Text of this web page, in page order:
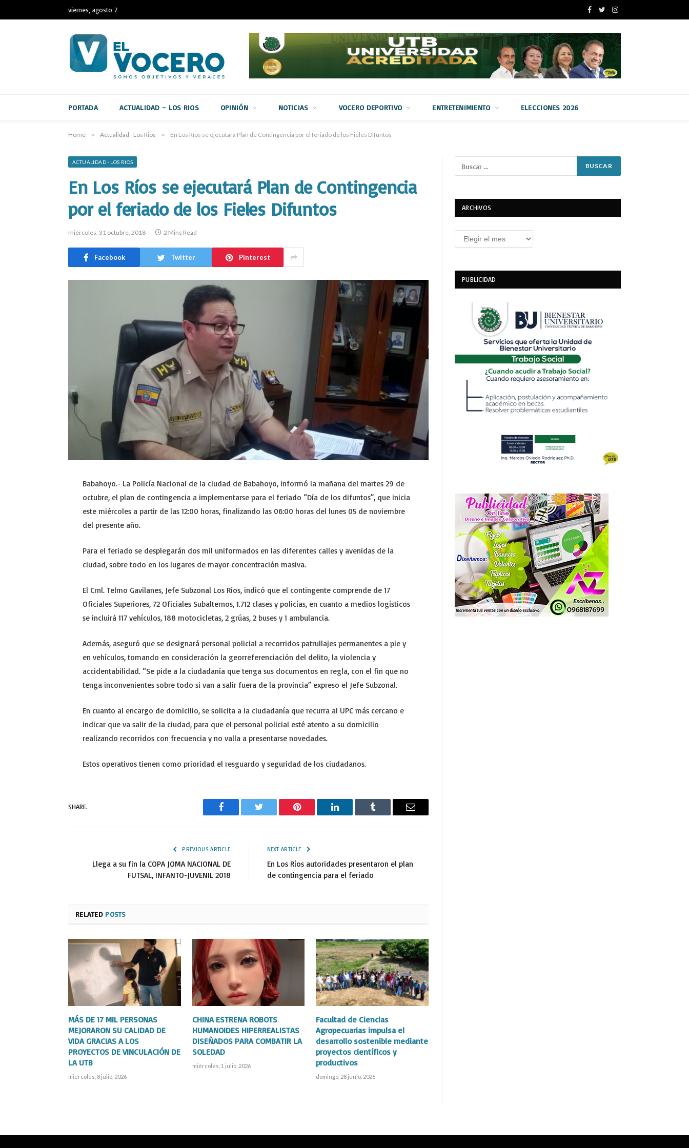
viernes, agosto 7
Facebook
TwitterInstagram
PORTADA ACTUALIDAD – LOS RIOS OPINIÓN NOTICIAS VOCERO DEPORTIVO ENTRETENIMIENTO ELECCIONES 2026
Home » Actualidad - Los Rios » En Los Ríos se ejecutará Plan de Contingencia por el feriado de los Fieles Difuntos
ACTUALIDAD - LOS RIOS
En Los Ríos se ejecutará Plan de Contingencia
por el feriado de los Fieles Difuntos
miércoles, 31 octubre, 2018 2 Mins Read
Facebook Twitter Pinterest
Babahoyo.- La Policía Nacional de la ciudad de Babahoyo, informó la mañana del martes 29 de
octubre, el plan de contingencia a implementarse para el feriado “Día de los difuntos”, que inicia
este miércoles a partir de las 12:00 horas, finalizando las 06:00 horas del lunes 05 de noviembre
del presente año.
Para el feriado se desplegarán dos mil uniformados en las diferentes calles y avenidas de la
ciudad, sobre todo en los lugares de mayor concentración masiva.
El Crnl. Telmo Gavilanes, Jefe Subzonal Los Ríos, indicó que el contingente comprende de 17
Oficiales Superiores, 72 Oficiales Subalternos, 1.712 clases y policías, en cuanto a medios logísticos
se incluirá 117 vehículos, 188 motocicletas, 2 grúas, 2 buses y 1 ambulancia.
Además, aseguró que se designará personal policial a recorridos patrullajes permanentes a pie y
en vehículos, tomando en consideración la georreferenciación del delito, la violencia y
accidentabilidad. “Se pide a la ciudadanía que tenga sus documentos en regla, con el fin que no
tenga inconvenientes sobre todo si van a salir fuera de la provincia” expreso el Jefe Subzonal.
En cuanto al encargo de domicilio, se solicita a la ciudadanía que recurra al UPC más cercano e
indicar que va salir de la ciudad, para que el personal policial esté atento a su domicilio
realizando recorridos con frecuencia y no valla a presentarse novedades.
Estos operativos tienen como prioridad el resguardo y seguridad de los ciudadanos.
SHARE.
Facebook Twitter Pinterest LinkedIn Tumblr Email
PREVIOUS ARTICLE
Llega a su fin la COPA JOMA NACIONAL DE
FUTSAL, INFANTO-JUVENIL 2018
NEXT ARTICLE
En Los Ríos autoridades presentaron el plan
de contingencia para el feriado
RELATED POSTS
MÁS DE 17 MIL PERSONAS
MEJORARON SU CALIDAD DE
VIDA GRACIAS A LOS
PROYECTOS DE VINCULACIÓN DE
LA UTB
miércoles, 8 julio, 2026
CHINA ESTRENA ROBOTS
HUMANOIDES HIPERREALISTAS
DISEÑADOS PARA COMBATIR LA
SOLEDAD
miércoles, 1 julio, 2026
Facultad de Ciencias
Agropecuarias impulsa el
desarrollo sostenible mediante
proyectos científicos y
productivos
domingo, 28 junio, 2026
ARCHIVOS
Archivos
PUBLICIDAD